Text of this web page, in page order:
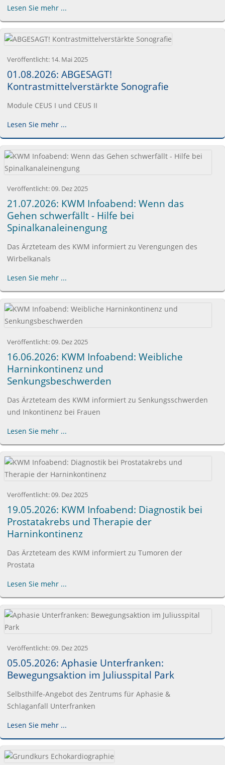
Lesen Sie mehr ...
Veröffentlicht: 14. Mai 2025
01.08.2026: ABGESAGT!
Kontrastmittelverstärkte Sonografie
Module CEUS I und CEUS II
Lesen Sie mehr ...
Veröffentlicht:09. Dez 2025
21.07.2026: KWM Infoabend: Wenn das
Gehen schwerfällt - Hilfe bei
Spinalkanaleinengung
Das Ärzteteam des KWM informiert zu Verengungen des
Wirbelkanals
Lesen Sie mehr ...
Veröffentlicht:09. Dez 2025
16.06.2026: KWM Infoabend: Weibliche
Harninkontinenz und
Senkungsbeschwerden
Das Ärzteteam des KWM informiert zu Senkungsschwerden
und Inkontinenz bei Frauen
Lesen Sie mehr ...
Veröffentlicht:09. Dez 2025
19.05.2026: KWM Infoabend: Diagnostik bei
Prostatakrebs und Therapie der
Harninkontinenz
Das Ärzteteam des KWM informiert zu Tumoren der
Prostata
Lesen Sie mehr ...
Veröffentlicht:09. Dez 2025
05.05.2026: Aphasie Unterfranken:
Bewegungsaktion im Juliusspital Park
Selbsthilfe-Angebot des Zentrums für Aphasie &
Schlaganfall Unterfranken
Lesen Sie mehr ...